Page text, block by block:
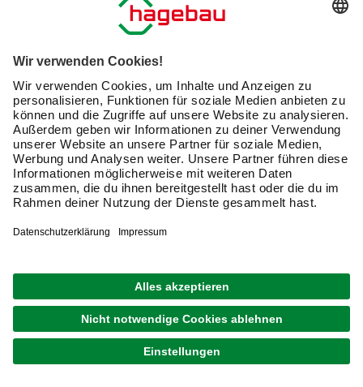
wählen
Steht lediglich eine einzelne Gartenbank auf der Terrasse,
auf der Du tagsüber gerne ab und zu in der Sonne sitzt
oder abends mit einem Buch entspannst, hast Du bei den
Bankauflagen natürlich völlig freie Wahl. Ist die
Gartenbank jedoch Teil einer größeren Möblierung auf der
Terrasse oder auf dem Balkon, wählst Du am besten eines
der praktischen Sets von hagebaumarkt: So erhältst Du
Sessel, die perfekt zusammen passen. Dies schafft eine
besonders harmonische Note.
Pflegetipps für Deine Bankauflagen